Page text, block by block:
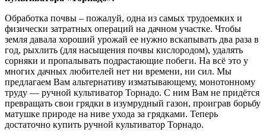
Обработка почвы – пожалуй, одна из самых трудоемких и
физически затратных операций на дачном участке. Чтобы
земля давала хороший урожай ее нужно вскапывать два раза в
год, рыхлить (для насыщения почвы кислородом), удалять
сорняки и пропалывать подрастающие побеги. На всё это у
многих дачных любителей нет ни времени, ни сил. Мы
предлагаем Вам альтернативу изматывающему, монотонному
труду — ручной культиватор Торнадо. С ним Вам не придётся
превращать свои грядки в изумрудный газон, проиграв борьбу
матушке природе на ниве ухода за грядками. Теперь
достаточно купить ручной культиватор Торнадо.